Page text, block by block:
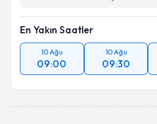
En Yakın Saatler
10 Ağu
09:00
10 Ağu
09:30